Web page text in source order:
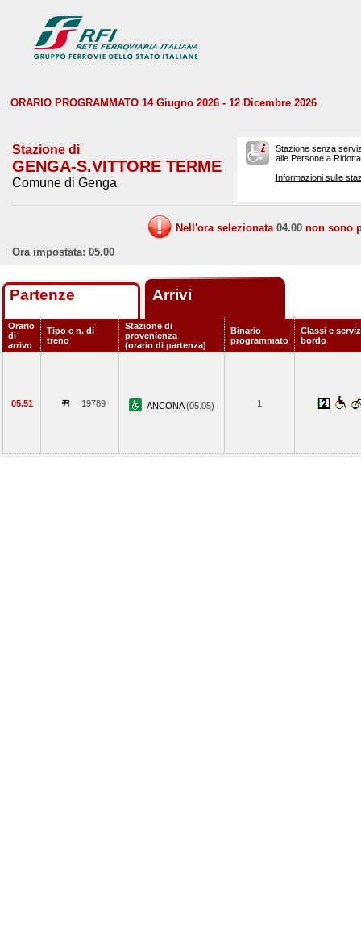
ORARIO PROGRAMMATO 14 Giugno 2026 - 12 Dicembre 2026
Stazione di
GENGA-S.VITTORE TERME
Comune di Genga
Stazione senza
alle Persone a
Informazioni sulle
Nell'ora selezionata 04.00 non sono
Ora impostata: 05.00
Partenze Arrivi
Orario
di
arrivo
Tipo e n. di
treno
Stazione di
provenienza
(orario di partenza)
Binario
programmato
Classi e
bordo
05.51 19789 ANCONA(05.05) 1